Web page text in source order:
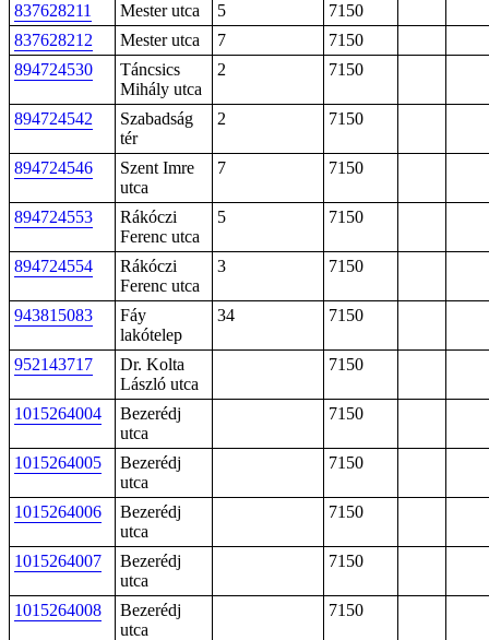
837628211
Mester utca 5
7150
837628212
Mester utca 7
7150
894724530
Táncsics
Mihály utca
2 7150
894724542
Szabadság
tér
2 7150
894724546
Szent Imre
utca
7 7150
894724553
Rákóczi
Ferenc utca
5 7150
894724554
Rákóczi
Ferenc utca
3 7150
943815083
Fáy
lakótelep
34 7150
952143717
Dr. Kolta
László utca
7150
1015264004
Bezerédj
utca
7150
1015264005
Bezerédj
utca
7150
1015264006
Bezerédj
utca
7150
1015264007
Bezerédj
utca
7150
1015264008
Bezerédj
utca
7150